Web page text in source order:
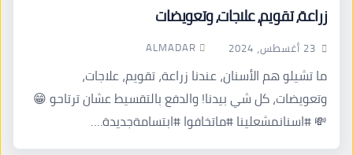
زراعة، تقويم، علاجات، وتعويضات
23 أغسطس، 2024 ALMADAR
ما تشيلو هم الأسنان، عندنا زراعة، تقويم، علاجات،
وتعويضات، كل شي بيدنا! والدفع بالتقسيط عشان ترتاحو 😁
💸 #اسنانمشعلينا #ماتخافوا #ابتسامةجديدة.…